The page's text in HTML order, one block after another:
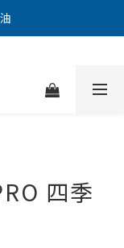
接！
接！
四季